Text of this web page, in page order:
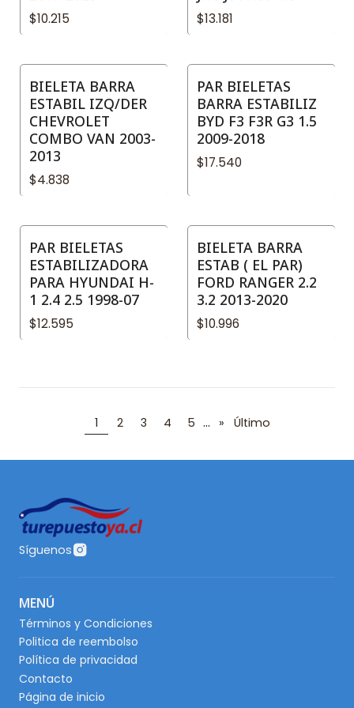
$10.215 $13.181
BIELETA BARRA
ESTABIL IZQ/DER
CHEVROLET
COMBO VAN 2003-
2013
$4.838
PAR BIELETAS
BARRA ESTABILIZ
BYD F3 F3R G3 1.5
2009-2018
$17.540
PAR BIELETAS
ESTABILIZADORA
PARA HYUNDAI H-
1 2.4 2.5 1998-07
$12.595
BIELETA BARRA
ESTAB ( EL PAR)
FORD RANGER 2.2
3.2 2013-2020
$10.996
1 2 3 4 5 ... » Último
Síguenos
MENÚ
Términos y Condiciones
Politica de reembolso
Política de privacidad
Contacto
Página de inicio